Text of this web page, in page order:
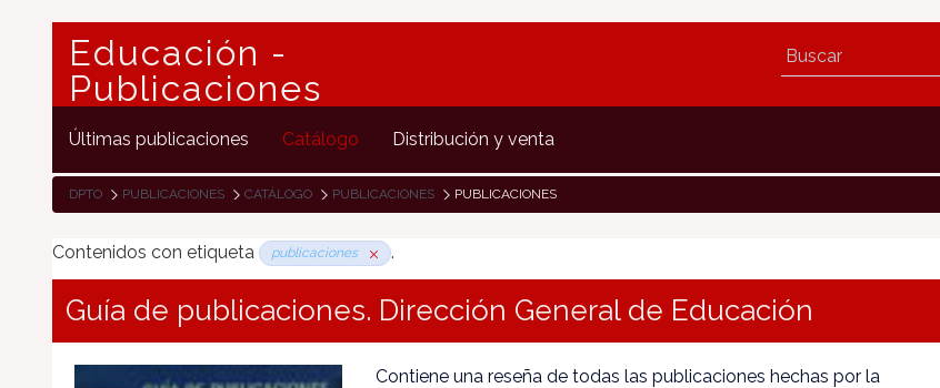
Educación -
Publicaciones
Últimas publicaciones Catálogo Distribución y venta
DPTO PUBLICACIONES CATÁLOGO PUBLICACIONES PUBLICACIONES
Contenidos con etiqueta publicaciones .
Guía de publicaciones. Dirección General de Educación
Contiene una reseña de todas las publicaciones hechas por la